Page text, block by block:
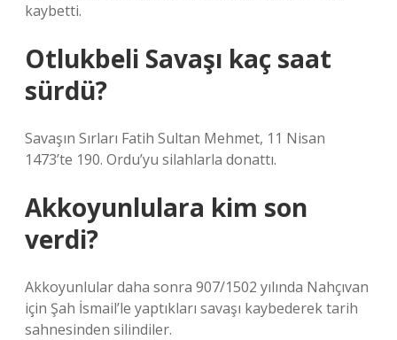
kaybetti.
Otlukbeli Savaşı kaç saat
sürdü?
Savaşın Sırları Fatih Sultan Mehmet, 11 Nisan
1473’te 190. Ordu’yu silahlarla donattı.
Akkoyunlulara kim son
verdi?
Akkoyunlular daha sonra 907/1502 yılında Nahçıvan
için Şah İsmail’le yaptıkları savaşı kaybederek tarih
sahnesinden silindiler.